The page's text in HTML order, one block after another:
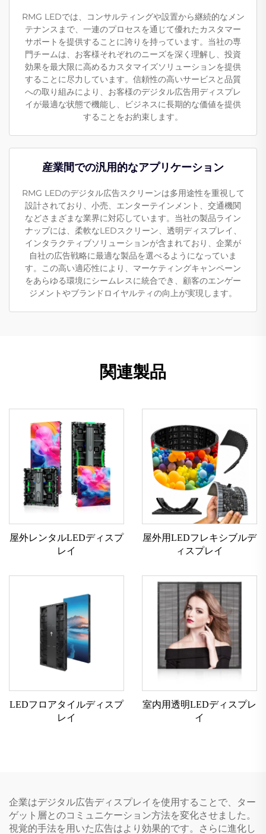
RMG LEDでは、コンサルティングや設置から継続的なメン
テナンスまで、一連のプロセスを通じて優れたカスタマー
サポートを提供することに誇りを持っています。当社の専
門チームは、お客様それぞれのニーズを深く理解し、投資
効果を最大限に高めるカスタマイズソリューションを提供
することに尽力しています。信頼性の高いサービスと品質
への取り組みにより、お客様のデジタル広告用ディスプレ
イが最適な状態で機能し、ビジネスに長期的な価値を提供
することをお約束します。
産業間での汎用的なアプリケーション
RMG LEDのデジタル広告スクリーンは多用途性を重視して
設計されており、小売、エンターテインメント、交通機関
などさまざまな業界に対応しています。当社の製品ライン
ナップには、柔軟なLEDスクリーン、透明ディスプレイ、
インタラクティブソリューションが含まれており、企業が
自社の広告戦略に最適な製品を選べるようになっていま
す。この高い適応性により、マーケティングキャンペーン
をあらゆる環境にシームレスに統合でき、顧客のエンゲー
ジメントやブランドロイヤルティの向上が実現します。
関連製品
屋外レンタルLEDディスプ
レイ
屋外用LEDフレキシブルデ
ィスプレイ
LEDフロアタイルディスプ
レイ
室内用透明LEDディスプレ
イ
企業はデジタル広告ディスプレイを使用することで、ター
ゲット層とのコミュニケーション方法を変化させました。
視覚的手法を用いた広告はより効果的です。さらに進化し